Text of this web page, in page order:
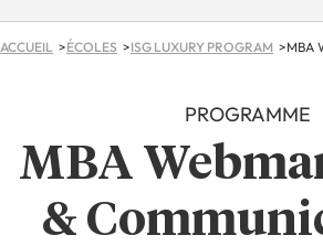
ACCUEIL ÉCOLES ISG LUXURY PROGRAM MBA
PROGRAMME
MBA
&